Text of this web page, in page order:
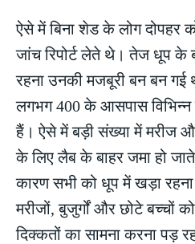
ऐसे में बिना शेड के लोग दोपहर
जांच रिपोर्ट लेते थे। तेज धूप के
रहना उनकी मजबूरी बन बन गई
लगभग 400 के आसपास
हैं। ऐसे में बड़ी संख्या में मरीज
के लिए लैब के बाहर जमा हो
कारण सभी को धूप में खड़ा
मरीजों, बुजुर्गों और छोटे बच्चों
दिक्कतों का सामना करना पड़